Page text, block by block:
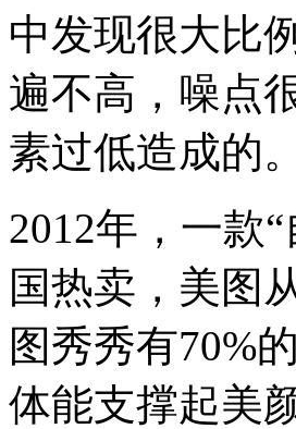
中发现很大比
遍不高，噪点
素过低造成的。
2012年，一款
国热卖，美图
图秀秀有70%
体能支撑起美